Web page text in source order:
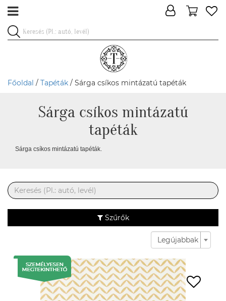
Főoldal / Tapéták / Sárga csíkos mintázatú tapéták
Sárga csíkos mintázatú
tapéták
Sárga csíkos mintázatú tapéták.
Szűrők
Legújabbak